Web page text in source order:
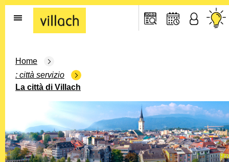
Go to the home page
Home
città servizio
La città di Villach